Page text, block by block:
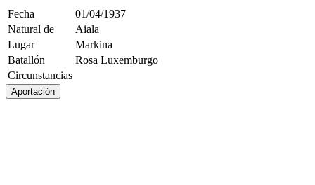
Fecha
01/04/1937
Natural de
Aiala
Lugar
Markina
Batallón
Rosa Luxemburgo
Circunstancias